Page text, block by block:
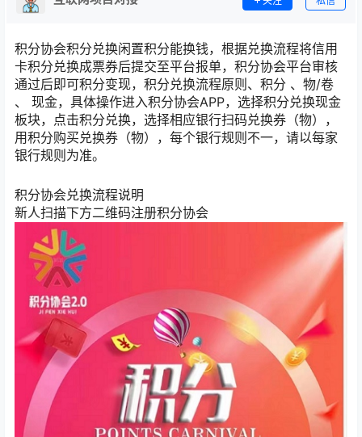
积分协会积分兑换闲置积分能换钱，根据兑换流程将信用
卡积分兑换成票券后提交至平台报单，积分协会平台审核
通过后即可积分变现，积分兑换流程原则、积分 、物/卷
、 现金，具体操作进入积分协会APP，选择积分兑换现金
板块，点击积分兑换，选择相应银行扫码兑换券（物），
用积分购买兑换券（物），每个银行规则不一，请以每家
银行规则为准。
积分协会兑换流程说明
新人扫描下方二维码注册积分协会